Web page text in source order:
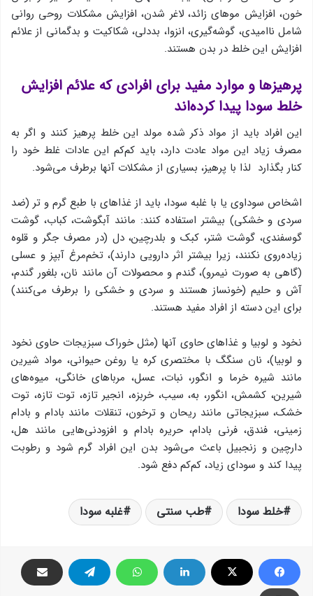
خون، افزایش موهای زائد، لاغر شدن، افزایش مشکلات روحی روانی
شامل ناامیدی، گوشه‌گیری، انزوا، بددلی، شكاكیت و بدگمانی از علائم
افزایش این خلط در بدن هستند.
پرهیزها و موارد مفید برای افرادی كه علائم افزایش
خلط سودا پیدا كرده‌اند
این افراد باید از مواد ذكر شده مولد این خلط پرهیز كنند و اگر به
مصرف زیاد این مواد عادت دارد، باید كم‌كم این عادات غلط خود را
كنار بگذارد لذا با پرهیز، بسیاری از مشكلات آنها برطرف می‌شود.
اشخاص سوداوی یا با غلبه سودا، باید از غذاهای با طبع گرم و تر (ضد
سردی و خشكی) بیشتر استفاده کنند: مانند آبگوشت، كباب، گوشت
گوسفندی، گوشت شتر، كبك و بلدرچین، دل (در مصرف جگر و قلوه
زیاده‌روی نكنند، زیرا بیشتر اثر دارویی دارند)، ‌تخم‌مرغ آبپز و عسلی
(گاهی به صورت نیمرو)، گندم و محصولات آن مانند نان، بلغور گندم،
آش و حلیم (خونساز هستند و سردی و خشكی را برطرف می‌كنند)
برای این دسته از افراد مفید هستند.
نخود و لوبیا و غذاهای حاوی آنها (مثل خوراك سبزیجات حاوی نخود
و لوبیا)، نان سنگگ با مختصری كره یا روغن حیوانی، مواد شیرین
مانند شیره خرما و انگور، نبات، عسل، مرباهای خانگی، میوه‌های
شیرین، كشمش، انگور، به،‌ سیب، خربزه، انجیر تازه، توت تازه، توت
خشك، سبزیجاتی مانند ریحان و ترخون، تنقلات مانند بادام و بادام
زمینی، فندق، فرنی بادام، حریره بادام و افزودنی‌هایی مانند هل،
دارچین و زنجبیل باعث می‌شود بدن این افراد گرم شود و رطوبت
پیدا كند و سودای زیاد، كم‌كم دفع شود.
خلط سودا طب سنتی غلبه سودا